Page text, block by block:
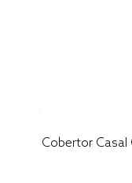
Cobertor Casal